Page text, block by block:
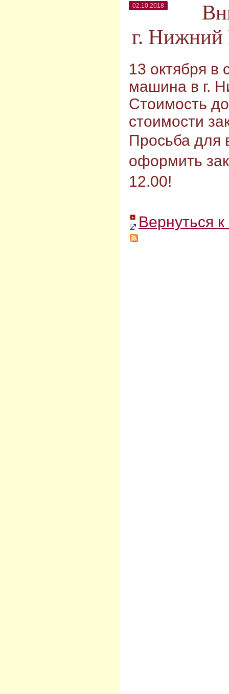
02.10.2018
г. Нижний
13 октября в
машина в г.
Стоимость
стоимости
Просьба для
оформить
12.00!
Вернуться